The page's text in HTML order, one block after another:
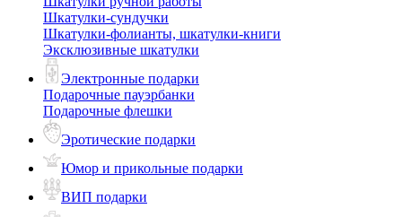
Шкатулки-сундучки
Шкатулки-фолианты, шкатулки-книги
Эксклюзивные шкатулки
Электронные подарки
Подарочные пауэрбанки
Подарочные флешки
Эротические подарки
Юмор и прикольные подарки
ВИП подарки